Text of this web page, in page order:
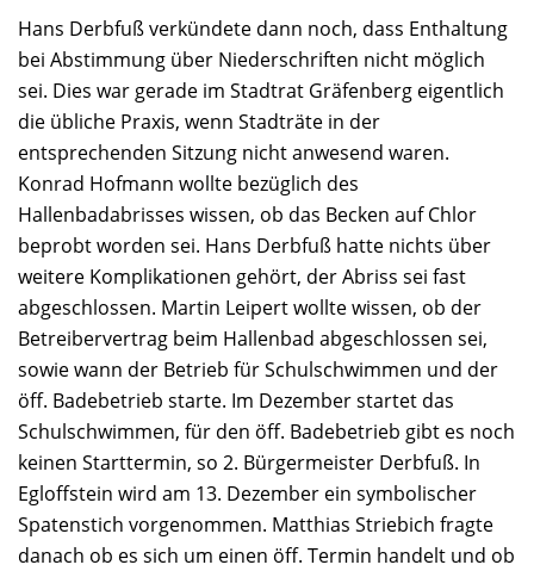
Hans Derbfuß verkündete dann noch, dass Enthaltung
bei Abstimmung über Niederschriften nicht möglich
sei. Dies war gerade im Stadtrat Gräfenberg eigentlich
die übliche Praxis, wenn Stadträte in der
entsprechenden Sitzung nicht anwesend waren.
Konrad Hofmann wollte bezüglich des
Hallenbadabrisses wissen, ob das Becken auf Chlor
beprobt worden sei. Hans Derbfuß hatte nichts über
weitere Komplikationen gehört, der Abriss sei fast
abgeschlossen. Martin Leipert wollte wissen, ob der
Betreibervertrag beim Hallenbad abgeschlossen sei,
sowie wann der Betrieb für Schulschwimmen und der
öff. Badebetrieb starte. Im Dezember startet das
Schulschwimmen, für den öff. Badebetrieb gibt es noch
keinen Starttermin, so 2. Bürgermeister Derbfuß. In
Egloffstein wird am 13. Dezember ein symbolischer
Spatenstich vorgenommen. Matthias Striebich fragte
danach ob es sich um einen öff. Termin handelt und ob